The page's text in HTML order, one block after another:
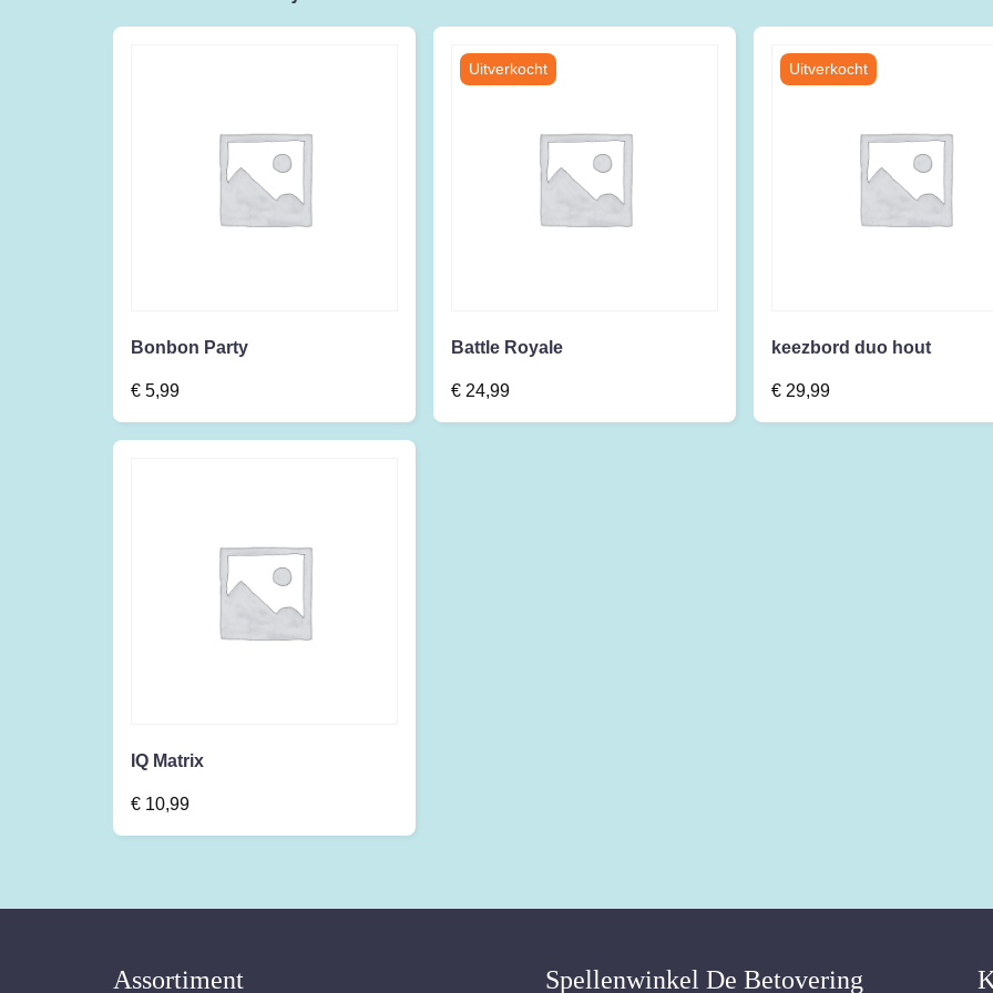
Bonbon Party
€ 5,99
Battle Royale
€ 24,99
keezbord duo hout
€ 29,99
IQ Matrix
€ 10,99
Assortiment Spellenwinkel De Betover​ing